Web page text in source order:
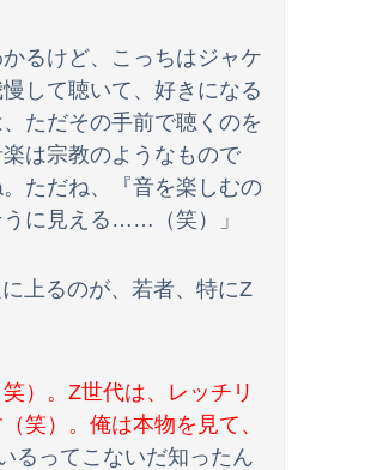
ｗｗｗｗｗ
達」陸軍「え？」
】
立場を政治利用」
るけど、こっちはジャケ
して聴いて、好きになる
ただその手前で聴くのを
は宗教のようなもので
ただね、『音を楽しむの
うに見える……（笑）」
上るのが、若者、特にZ
）。Z世代は、レッチリ
笑）。俺は本物を見て、
るってこないだ知ったん